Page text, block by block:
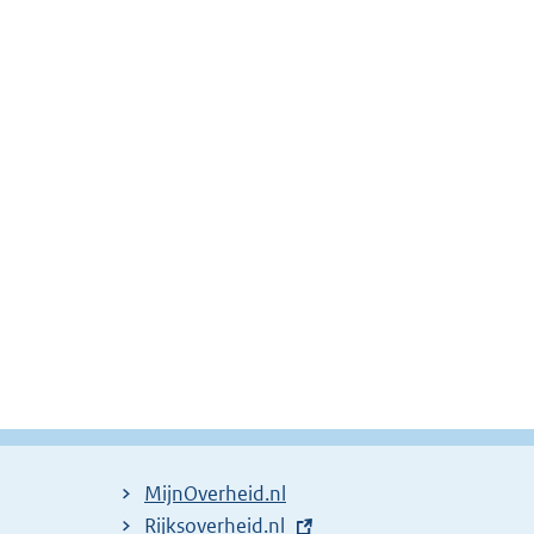
MijnOverheid.nl
E
Rijksoverheid.nl